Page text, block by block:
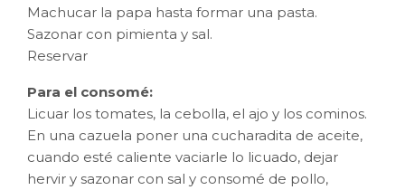
Machucar la papa hasta formar una pasta.
Sazonar con pimienta y sal.
Reservar
Para el consomé:
Licuar los tomates, la cebolla, el ajo y los cominos.
En una cazuela poner una cucharadita de aceite,
cuando esté caliente vaciarle lo licuado, dejar
hervir y sazonar con sal y consomé de pollo,